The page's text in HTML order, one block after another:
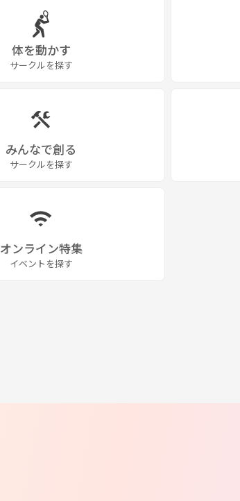
体を動かす
サークルを探す
みんなで創る
サークルを探す
オンライン特集
イベントを探す